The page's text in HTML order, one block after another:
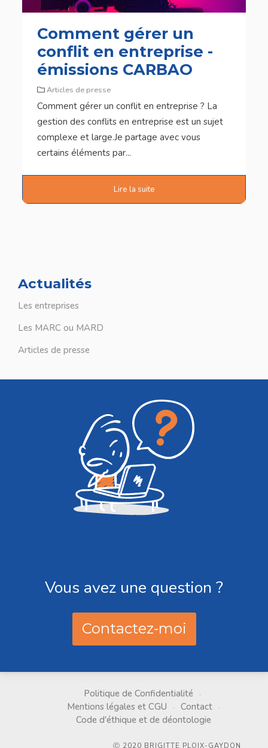
Actualités
Les entreprises
Les MARC ou MARD
Articles de presse
Comment gérer un
conflit en entreprise -
émissions CARBAO
Articles de presse
Comment gérer un conflit en entreprise ? La
gestion des conflits en entreprise est un sujet
complexe et large.Je partage avec vous
certains éléments par...
Lire la suite
Vous avez une question ?
Contactez-moi
Politique de Confidentialité
Mentions légales et CGU
Contact
Code d'éthique et de déontologie
Ⓒ 2020 BRIGITTE PLOIX-GAYDON